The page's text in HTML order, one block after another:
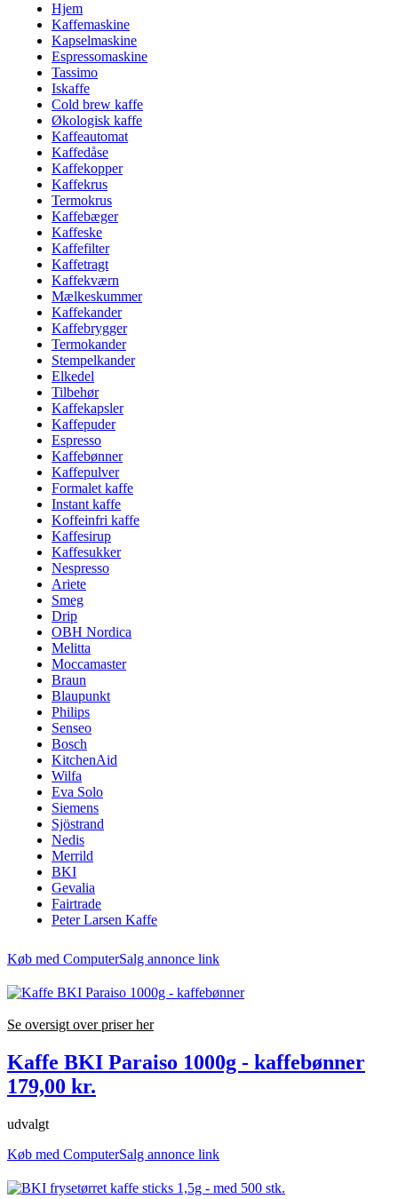
Hjem
Kaffemaskine
Kapselmaskine
Espressomaskine
Tassimo
Iskaffe
Cold brew kaffe
Økologisk kaffe
Kaffeautomat
Kaffedåse
Kaffekopper
Kaffekrus
Termokrus
Kaffebæger
Kaffeske
Kaffefilter
Kaffetragt
Kaffekværn
Mælkeskummer
Kaffekander
Kaffebrygger
Termokander
Stempelkander
Elkedel
Tilbehør
Kaffekapsler
Kaffepuder
Espresso
Kaffebønner
Kaffepulver
Formalet kaffe
Instant kaffe
Koffeinfri kaffe
Kaffesirup
Kaffesukker
Nespresso
Ariete
Smeg
Drip
OBH Nordica
Melitta
Moccamaster
Braun
Blaupunkt
Philips
Senseo
Bosch
KitchenAid
Wilfa
Eva Solo
Siemens
Sjöstrand
Nedis
Merrild
BKI
Gevalia
Fairtrade
Peter Larsen Kaffe
Køb med ComputerSalg annonce link
Se oversigt over priser her
Kaffe BKI Paraiso 1000g - kaffebønner
179,00 kr.
udvalgt
Køb med ComputerSalg annonce link